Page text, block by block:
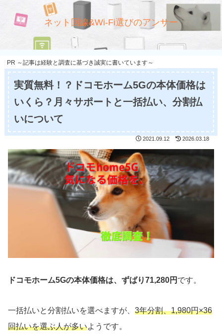
ネット回線&Wi-Fi選びのアンサー
PR ～記事は経験と調査に基づき誠実に書いています～
実質無料！？ドコモホーム5Gの本体価格は
いくら？月々サポートと一括払い、分割払
いについて
2021.09.12 2026.03.18
ドコモホーム5Gの本体価格は、ずばり71,280円 です。
一括払いと分割払いを選べますが、 3年分割、1,980円×36
回払いを選ぶ人が多いようです。